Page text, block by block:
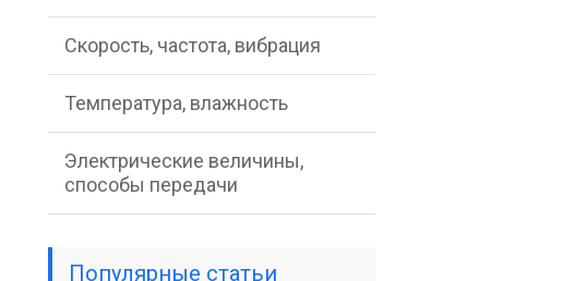
Скорость, частота, вибрация
Температура, влажность
Электрические величины,
способы передачи
Популярные статьи